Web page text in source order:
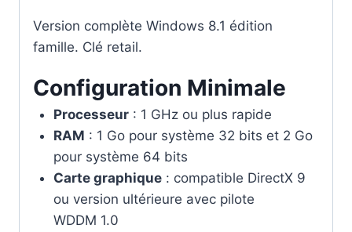
Version complète Windows 8.1 édition
famille. Clé retail.
Configuration Minimale
Processeur: 1 GHz ou plus rapide
RAM : 1 Go pour système 32 bits et 2 Go
pour système 64 bits
Carte graphique: compatible DirectX 9
ou version ultérieure avec pilote
WDDM 1.0